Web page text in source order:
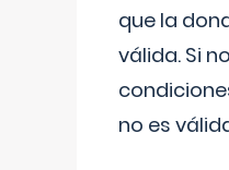
que la
válida. Si
no es